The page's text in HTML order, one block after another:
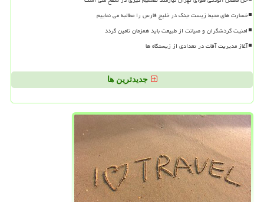
خسارت های محیط زیست جنگ در خلیج فارس را مطالبه می نماییم
امنیت گردشگران و صیانت از طبیعت باید همزمان تامین گردد
آغاز مدیریت آفات در تعدادی از زیستگاه ها
جدیدترین ها